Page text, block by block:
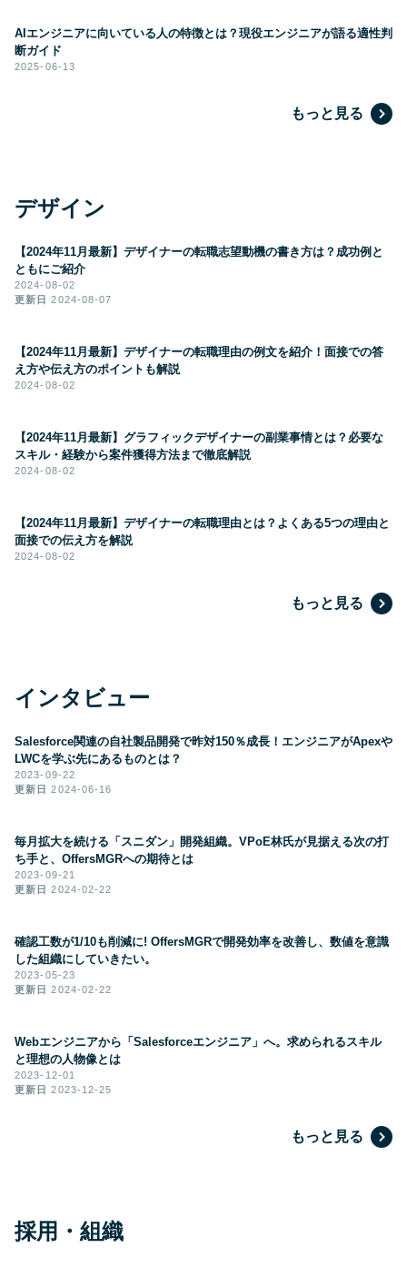
AIエンジニアに向いている人の特徴とは？現役エンジニアが語る適性判
断ガイド
2025-06-13
もっと見る
デザイン
【2024年11月最新】デザイナーの転職志望動機の書き方は？成功例と
ともにご紹介
2024-08-02
更新日2024-08-07
【2024年11月最新】デザイナーの転職理由の例文を紹介！面接での答
え方や伝え方のポイントも解説
2024-08-02
【2024年11月最新】グラフィックデザイナーの副業事情とは？必要な
スキル・経験から案件獲得方法まで徹底解説
2024-08-02
【2024年11月最新】デザイナーの転職理由とは？よくある5つの理由と
面接での伝え方を解説
2024-08-02
もっと見る
インタビュー
Salesforce関連の自社製品開発で昨対150％成長！エンジニアがApexや
LWCを学ぶ先にあるものとは？
2023-09-22
更新日2024-06-16
毎月拡大を続ける「スニダン」開発組織。VPoE林氏が見据える次の打
ち手と、OffersMGRへの期待とは
2023-09-21
更新日2024-02-22
確認工数が1/10も削減に! OffersMGRで開発効率を改善し、数値を意識
した組織にしていきたい。
2023-05-23
更新日2024-02-22
Webエンジニアから「Salesforceエンジニア」へ。求められるスキル
と理想の人物像とは
2023-12-01
更新日2023-12-25
もっと見る
採用・組織